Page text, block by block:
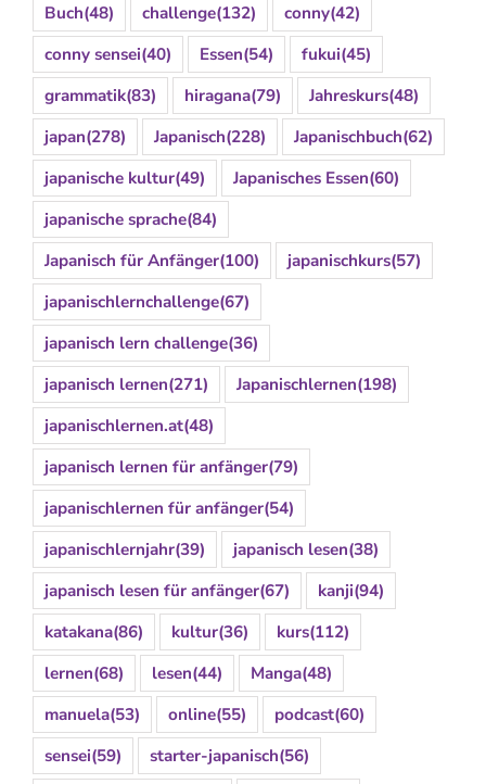
Buch(48) challenge(132) conny(42)
conny sensei(40) Essen(54) fukui(45)
grammatik(83) hiragana(79) Jahreskurs(48)
japan(278) Japanisch(228) Japanischbuch(62)
japanische kultur(49) Japanisches Essen(60)
japanische sprache(84)
Japanisch für Anfänger(100) japanischkurs(57)
japanischlernchallenge(67)
japanisch lern challenge(36)
japanisch lernen(271) Japanischlernen(198)
japanischlernen.at(48)
japanisch lernen für anfänger(79)
japanischlernen für anfänger(54)
japanischlernjahr(39) japanisch lesen(38)
japanisch lesen für anfänger(67) kanji(94)
katakana(86) kultur(36) kurs(112)
lernen(68) lesen(44) Manga(48)
manuela(53) online(55) podcast(60)
sensei(59) starter-japanisch(56)